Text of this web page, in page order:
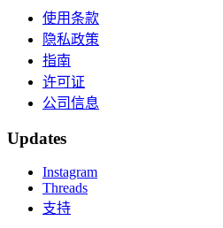
使用条款
隐私政策
指南
许可证
公司信息
Updates
Instagram
Threads
支持